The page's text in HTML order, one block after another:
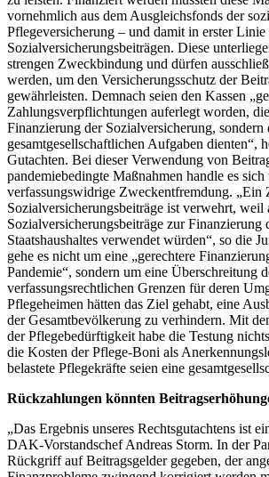
vornehmlich aus dem Ausgleichsfonds der
Pflegeversicherung – und damit in erster Linie
Sozialversicherungsbeiträgen. Diese
strengen Zweckbindung und dürfen
werden, um den Versicherungsschutz der
gewährleisten. Demnach seien den Kassen
Zahlungsverpflichtungen auferlegt worden,
Finanzierung der Sozialversicherung,
gesamtgesellschaftlichen Aufgaben dienten“,
Gutachten. Bei dieser Verwendung von
pandemiebedingte Maßnahmen handle es sich
verfassungswidrige Zweckentfremdung. „Ein
Sozialversicherungsbeiträge ist verwehrt, weil
Sozialversicherungsbeiträge zur Finanzierung
Staatshaushaltes verwendet würden“, so die
gehe es nicht um eine „gerechtere
Pandemie“, sondern um eine Überschreitung
verfassungsrechtlichen Grenzen für deren
Pflegeheimen hätten das Ziel gehabt, eine
der Gesamtbevölkerung zu verhindern. Mit
der Pflegebedürftigkeit habe die Testung
die Kosten der Pflege-Boni als
belastete Pflegekräfte seien eine
Rückzahlungen könnten
„Das Ergebnis unseres Rechtsgutachtens ist
DAK-Vorstandschef Andreas Storm. In der
Rückgriff auf Beitragsgelder gegeben, der